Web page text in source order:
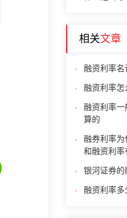
相关文章
融资利率名
融资利率怎
融资利率一
算的
融券利率为
和融资利率
银河证券的
融资利率多